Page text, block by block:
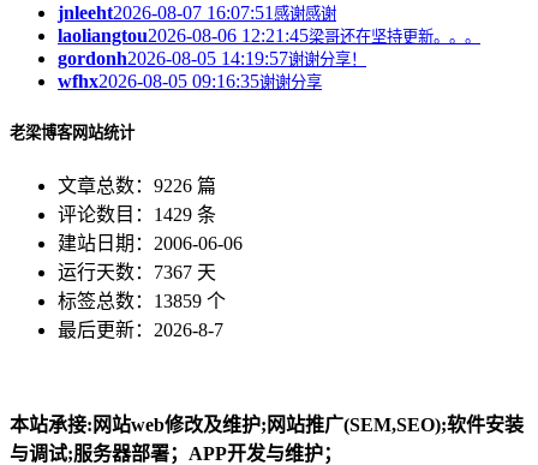
jnleeht2026-08-07 16:07:51 感谢感谢
laoliangtou2026-08-06 12:21:45梁哥还在坚持更新。。。
gordonh2026-08-05 14:19:57谢谢分享！
wfhx2026-08-05 09:16:35谢谢分享
老梁博客网站统计
文章总数：9226 篇
评论数目：1429 条
建站日期：2006-06-06
运行天数：7367 天
标签总数：13859 个
最后更新：2026-8-7
本站承接:网站web修改及维护;网站推广(SEM,SEO);软件安装
与调试;服务器部署；APP开发与维护；